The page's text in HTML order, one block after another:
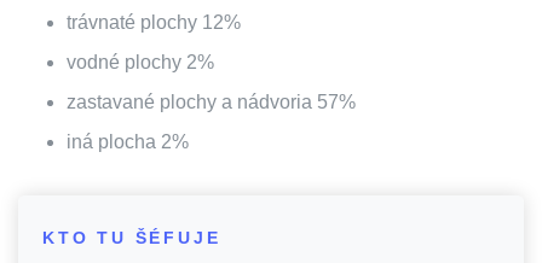
trávnaté plochy 12%
vodné plochy 2%
zastavané plochy a nádvoria 57%
iná plocha 2%
KTO TU ŠÉFUJE